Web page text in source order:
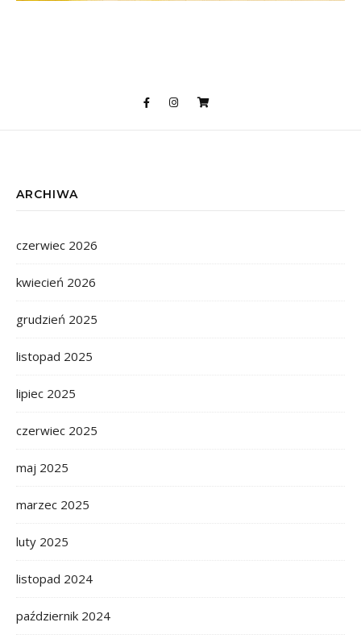
ARCHIWA
czerwiec 2026
kwiecień 2026
grudzień 2025
listopad 2025
lipiec 2025
czerwiec 2025
maj 2025
marzec 2025
luty 2025
listopad 2024
październik 2024